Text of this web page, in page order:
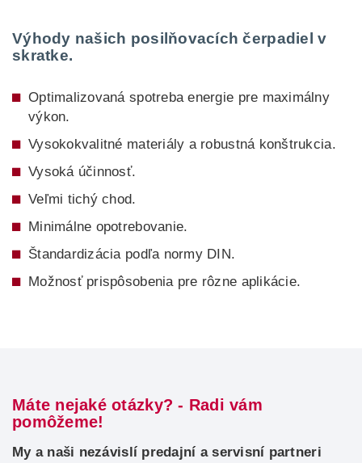
Výhody našich posilňovacích čerpadiel v
skratke.
Optimalizovaná spotreba energie pre maximálny
výkon.
Vysokokvalitné materiály a robustná konštrukcia.
Vysoká účinnosť.
Veľmi tichý chod.
Minimálne opotrebovanie.
Štandardizácia podľa normy DIN.
Možnosť prispôsobenia pre rôzne aplikácie.
Máte nejaké otázky? - Radi vám
pomôžeme!
My a naši nezávislí predajní a servisní partneri